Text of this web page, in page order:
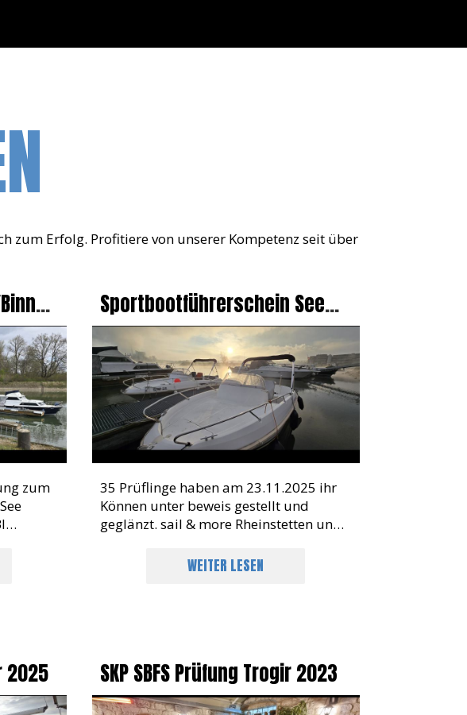
zum Erfolg. Profitiere von unserer Kompetenz seit über
zum
Sportbootführerschein See
Binnen Funkscheine SRC UBI
Prüfung In Maximiliansau
35 Prüflinge haben am 23.11.2025 ihr
Können unter beweis gestellt und
geglänzt. sail & more Rheinstetten und
WEITER LESEN
2025 SKP SBFS Prüfung Trogir 2023